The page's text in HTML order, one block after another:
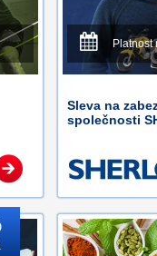
Platnost
Sleva na
společnosti